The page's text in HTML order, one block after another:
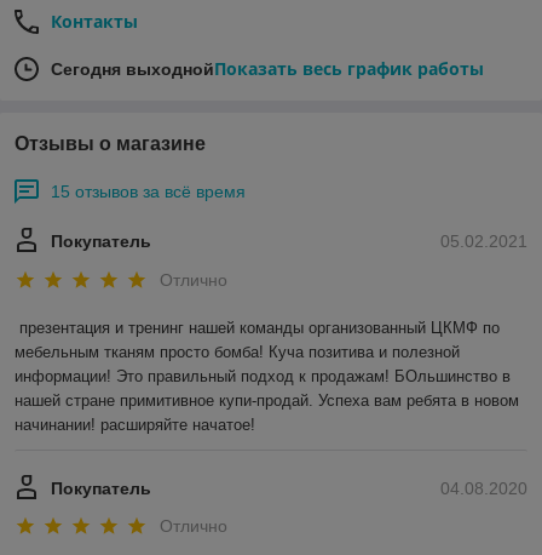
Контакты
Сегодня выходнойПоказать весь график работы
Отзывы о магазине
15 отзывов за всё время
05.02.2021
Покупатель
Отлично
презентация и тренинг нашей команды организованный ЦКМФ по
мебельным тканям просто бомба! Куча позитива и полезной
информации! Это правильный подход к продажам! БОльшинство в
нашей стране примитивное купи-продай. Успеха вам ребята в новом
начинании! расширяйте начатое!
04.08.2020
Покупатель
Отлично